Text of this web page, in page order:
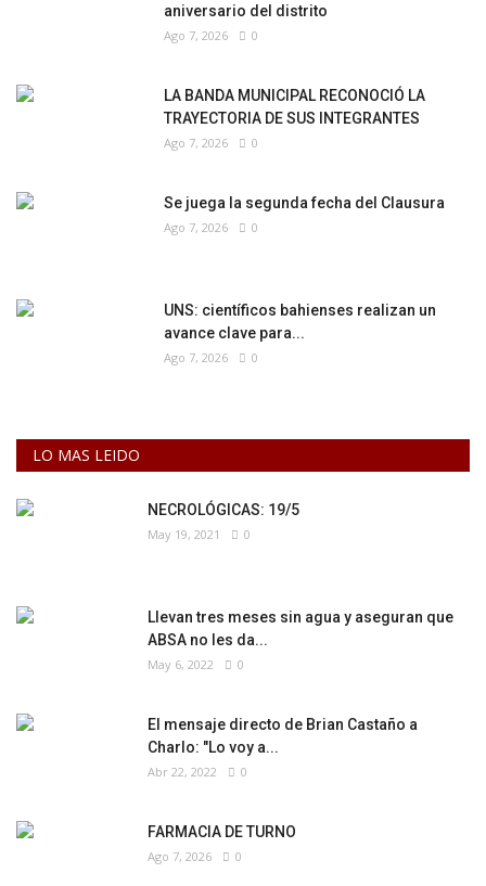
aniversario del distrito
Ago 7, 2026 0
LA BANDA MUNICIPAL RECONOCIÓ LA
TRAYECTORIA DE SUS INTEGRANTES
Ago 7, 2026 0
Se juega la segunda fecha del Clausura
Ago 7, 2026 0
UNS: científicos bahienses realizan un
avance clave para...
Ago 7, 2026 0
LO MAS LEIDO
NECROLÓGICAS: 19/5
May 19, 2021 0
Llevan tres meses sin agua y aseguran que
ABSA no les da...
May 6, 2022 0
El mensaje directo de Brian Castaño a
Charlo: "Lo voy a...
Abr 22, 2022 0
FARMACIA DE TURNO
Ago 7, 2026 0